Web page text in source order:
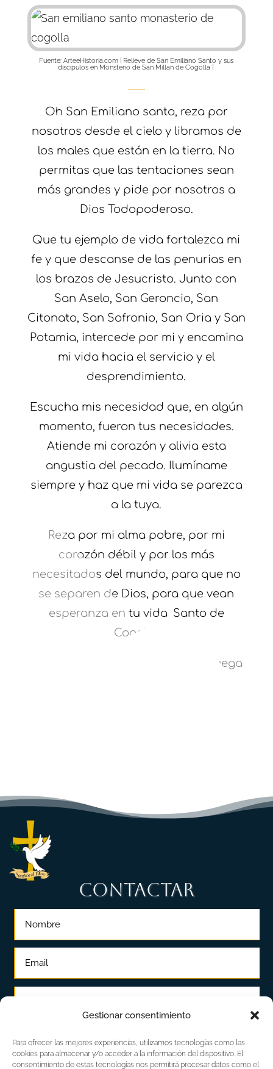
Gestionar consentimiento
Para ofrecer las mejores experiencias, utilizamos tecnologías como las
cookies para almacenar y/o acceder a la información del dispositivo. El
consentimiento de estas tecnologías nos permitirá procesar datos como el
Fuente: ArteeHistoria.com | Relieve de San Emiliano Santo y sus
discipulos en Monsterio de San Millan de Cogolla |
Oh San Emiliano santo, reza por
nosotros desde el cielo y libramos de
los males que están en la tierra. No
permitas que las tentaciones sean
más grandes y pide por nosotros a
Dios Todopoderoso.
Que tu ejemplo de vida fortalezca mi
fe y que descanse de las penurias en
los brazos de Jesucristo. Junto con
San Aselo, San Geroncio, San
Citonato, San Sofronio, San Oria y San
Potamia, intercede por mi y encamina
mi vida hacia el servicio y el
desprendimiento.
Escucha mis necesidad que, en algún
momento, fueron tus necesidades.
Atiende mi corazón y alivia esta
angustia del pecado. Ilumíname
siempre y haz que mi vida se parezca
a la tuya.
Reza por mi alma pobre, por mi
corazón débil y por los más
necesitados del mundo, para que no
se separen de Dios, para que vean
esperanza en tu vida, Santo de
Cogolla.
¡San Emiliano santo de Cogolla ruega
CONTACTAR